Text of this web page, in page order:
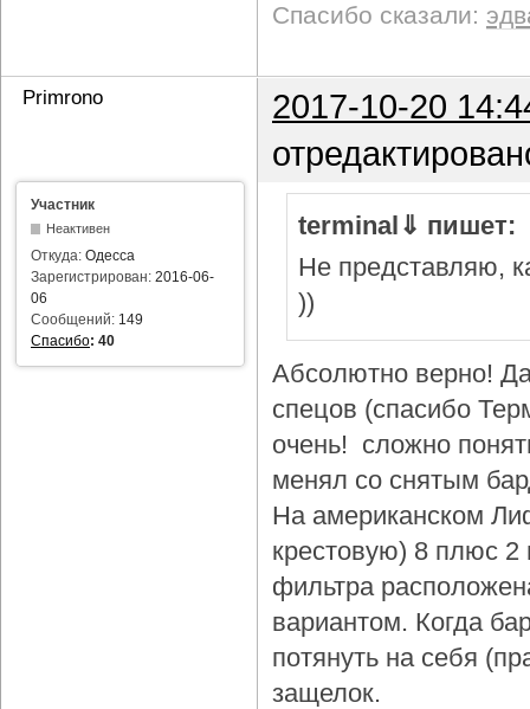
Спасибо сказали:
Primrono
2017-10-20
Участник
Неактивен
Откуда: Одесса
Зарегистрирован: 2016-06-
06
Сообщений: 149
Спасибо: 40
terminal⇓ пишет:
Не представляю,
))
Абсолютно верно!
спецов (спасибо
очень! сложно
менял со снятым
На американском
крестовую) 8 плюс 2
фильтра
вариантом. Когда
потянуть на себя
защелок.